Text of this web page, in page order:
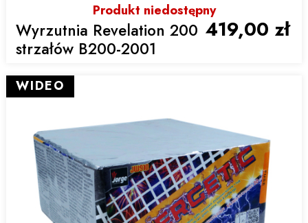
Produkt niedostępny
Wyrzutnia Revelation 200
strzałów B200-2001
419,00 zł
WIDEO